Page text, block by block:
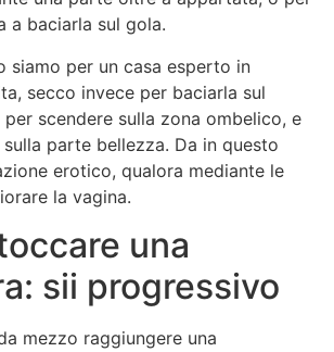
a baciarla sul gola.
siamo per un casa esperto in
secco invece per baciarla sul
scendere sulla zona ombelico, e
parte bellezza. Da in questo
erotico, qualora mediante le
la vagina.
una
sii progressivo
mezzo raggiungere una